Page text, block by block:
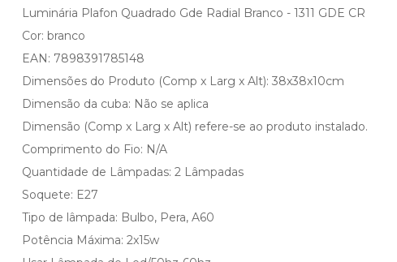
Luminária Plafon Quadrado Gde Radial Branco - 1311 GDE CR
Cor: branco
EAN: 7898391785148
Dimensões do Produto (Comp x Larg x Alt): 38x38x10cm
Dimensão da cuba: Não se aplica
Dimensão (Comp x Larg x Alt) refere-se ao produto instalado.
Comprimento do Fio: N/A
Quantidade de Lâmpadas: 2 Lâmpadas
Soquete: E27
Tipo de lâmpada: Bulbo, Pera, A60
Potência Máxima: 2x15w